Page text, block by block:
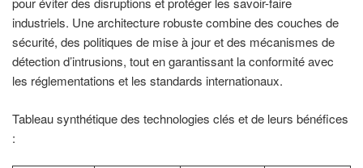
industriels. Une architecture robuste combine des couches de
sécurité, des politiques de mise à jour et des mécanismes de
détection d’intrusions, tout en garantissant la conformité avec
les réglementations et les standards internationaux.
Tableau synthétique des technologies clés et de leurs bénéfices
: